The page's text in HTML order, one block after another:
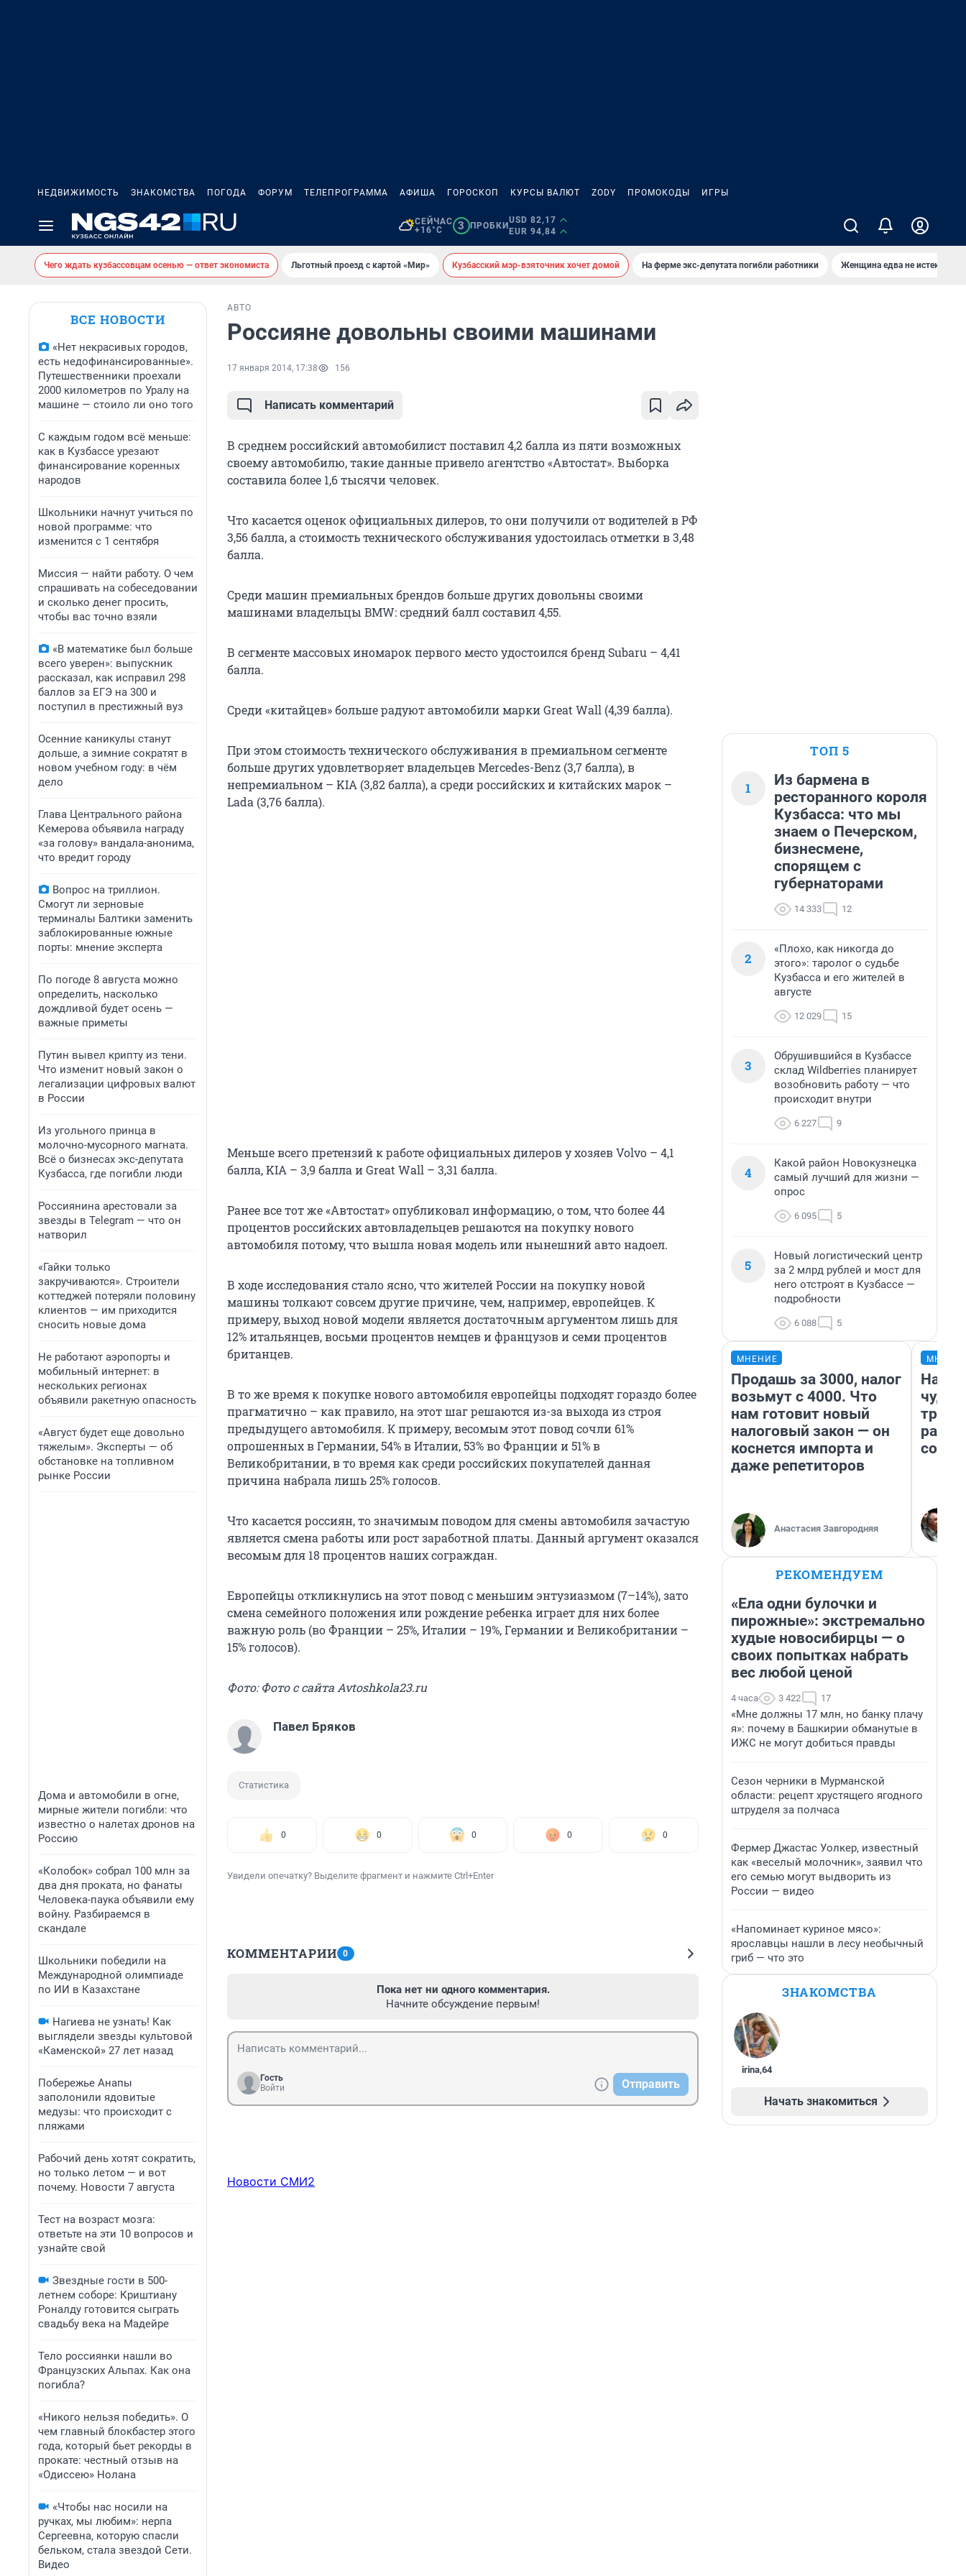
НЕДВИЖИМОСТЬ ЗНАКОМСТВА ПОГОДА ФОРУМ ТЕЛЕПРОГРАММА АФИША ГОРОСКОП КУРСЫ ВАЛЮТ ZODY ПРОМОКОДЫ ИГРЫ
СЕЙЧАС
+16°C
3 ПРОБКИ
USD 82,17
EUR 94,84
Чего ждать кузбассовцам осенью — ответ экономиста Льготный проезд с картой «Мир» Кузбасский мэр-взяточник хочет домой На ферме экс-депутата погибли работники Женщина едва не истекла
ВСЕ НОВОСТИ
«Нет некрасивых городов,
есть недофинансированные».
Путешественники проехали
2000 километров по Уралу на
машине — стоило ли оно того
С каждым годом всё меньше:
как в Кузбассе урезают
финансирование коренных
народов
Школьники начнут учиться по
новой программе: что
изменится с 1 сентября
Миссия — найти работу. О чем
спрашивать на собеседовании
и сколько денег просить,
чтобы вас точно взяли
«В математике был больше
всего уверен»: выпускник
рассказал, как исправил 298
баллов за ЕГЭ на 300 и
поступил в престижный вуз
Осенние каникулы станут
дольше, а зимние сократят в
новом учебном году: в чём
дело
Глава Центрального района
Кемерова объявила награду
«за голову» вандала-анонима,
что вредит городу
Вопрос на триллион.
Смогут ли зерновые
терминалы Балтики заменить
заблокированные южные
порты: мнение эксперта
По погоде 8 августа можно
определить, насколько
дождливой будет осень —
важные приметы
Путин вывел крипту из тени.
Что изменит новый закон о
легализации цифровых валют
в России
Из угольного принца в
молочно-мусорного магната.
Всё о бизнесах экс-депутата
Кузбасса, где погибли люди
Россиянина арестовали за
звезды в Telegram — что он
натворил
«Гайки только
закручиваются». Строители
коттеджей потеряли половину
клиентов — им приходится
сносить новые дома
Не работают аэропорты и
мобильный интернет: в
нескольких регионах
объявили ракетную опасность
«Август будет еще довольно
тяжелым». Эксперты — об
обстановке на топливном
рынке России
Дома и автомобили в огне,
мирные жители погибли: что
известно о налетах дронов на
Россию
«Колобок» собрал 100 млн за
два дня проката, но фанаты
Человека-паука объявили ему
войну. Разбираемся в
скандале
Школьники победили на
Международной олимпиаде
по ИИ в Казахстане
Нагиева не узнать! Как
выглядели звезды культовой
«Каменской» 27 лет назад
Побережье Анапы
заполонили ядовитые
медузы: что происходит с
пляжами
Рабочий день хотят сократить,
но только летом — и вот
почему. Новости 7 августа
Тест на возраст мозга:
ответьте на эти 10 вопросов и
узнайте свой
Звездные гости в 500-
летнем соборе: Криштиану
Роналду готовится сыграть
свадьбу века на Мадейре
Тело россиянки нашли во
Французских Альпах. Как она
погибла?
«Никого нельзя победить». О
чем главный блокбастер этого
года, который бьет рекорды в
прокате: честный отзыв на
«Одиссею» Нолана
«Чтобы нас носили на
ручках, мы любим»: нерпа
Сергеевна, которую спасли
бельком, стала звездой Сети.
Видео
АВТО
Россияне довольны своими машинами
17 января 2014, 17:38 156
Написать комментарий
В среднем российский автомобилист поставил 4,2 балла из пяти возможных
своему автомобилю, такие данные привело агентство «Автостат». Выборка
составила более 1,6 тысячи человек.
Что касается оценок официальных дилеров, то они получили от водителей в РФ
3,56 балла, а стоимость технического обслуживания удостоилась отметки в 3,48
балла.
Среди машин премиальных брендов больше других довольны своими
машинами владельцы BMW: средний балл составил 4,55.
В сегменте массовых иномарок первого место удостоился бренд Subaru – 4,41
балла.
Среди «китайцев» больше радуют автомобили марки Great Wall (4,39 балла).
При этом стоимость технического обслуживания в премиальном сегменте
больше других удовлетворяет владельцев Mercedes-Benz (3,7 балла), в
непремиальном – KIA (3,82 балла), а среди российских и китайских марок –
Lada (3,76 балла).
Меньше всего претензий к работе официальных дилеров у хозяев Volvo – 4,1
балла, KIA – 3,9 балла и Great Wall – 3,31 балла.
Ранее все тот же «Автостат» опубликовал информацию, о том, что более 44
процентов российских автовладельцев решаются на покупку нового
автомобиля потому, что вышла новая модель или нынешний авто надоел.
В ходе исследования стало ясно, что жителей России на покупку новой
машины толкают совсем другие причине, чем, например, европейцев. К
примеру, выход новой модели является достаточным аргументом лишь для
12% итальянцев, восьми процентов немцев и французов и семи процентов
британцев.
В то же время к покупке нового автомобиля европейцы подходят гораздо более
прагматично – как правило, на этот шаг решаются из-за выхода из строя
предыдущего автомобиля. К примеру, весомым этот повод сочли 61%
опрошенных в Германии, 54% в Италии, 53% во Франции и 51% в
Великобритании, в то время как среди российских покупателей данная
причина набрала лишь 25% голосов.
Что касается россиян, то значимым поводом для смены автомобиля зачастую
является смена работы или рост заработной платы. Данный аргумент оказался
весомым для 18 процентов наших сограждан.
Европейцы откликнулись на этот повод с меньшим энтузиазмом (7–14%), зато
смена семейного положения или рождение ребенка играет для них более
важную роль (во Франции – 25%, Италии – 19%, Германии и Великобритании –
15% голосов).
Фото: Фото с сайта Avtoshkola23.ru
Павел Бряков
Статистика
0 0 0 0 0
Увидели опечатку? Выделите фрагмент и нажмите Ctrl+Enter
КОММЕНТАРИИ 0
Пока нет ни одного комментария.
Начните обсуждение первым!
Гость
Войти
Отправить
Новости СМИ2
ТОП 5
1
Из бармена в
ресторанного короля
Кузбасса: что мы
знаем о Печерском,
бизнесмене,
спорящем с
губернаторами
14 333 12
2
«Плохо, как никогда до
этого»: таролог о судьбе
Кузбасса и его жителей в
августе
12 029 15
3
Обрушившийся в Кузбассе
склад Wildberries планирует
возобновить работу — что
происходит внутри
6 227 9
4
Какой район Новокузнецка
самый лучший для жизни —
опрос
6 095 5
5
Новый логистический центр
за 2 млрд рублей и мост для
него отстроят в Кузбассе —
подробности
6 088 5
МНЕНИЕ
Продашь за 3000, налог
возьмут с 4000. Что
нам готовит новый
налоговый закон — он
коснется импорта и
даже репетиторов
Анастасия Завгородняя
РЕКОМЕНДУЕМ
«Ела одни булочки и
пирожные»: экстремально
худые новосибирцы — о
своих попытках набрать
вес любой ценой
4 часа 3 422 17
«Мне должны 17 млн, но банку плачу
я»: почему в Башкирии обманутые в
ИЖС не могут добиться правды
Сезон черники в Мурманской
области: рецепт хрустящего ягодного
штруделя за полчаса
Фермер Джастас Уолкер, известный
как «веселый молочник», заявил что
его семью могут выдворить из
России — видео
«Напоминает куриное мясо»:
ярославцы нашли в лесу необычный
гриб — что это
ЗНАКОМСТВА
irina,64
Начать знакомиться